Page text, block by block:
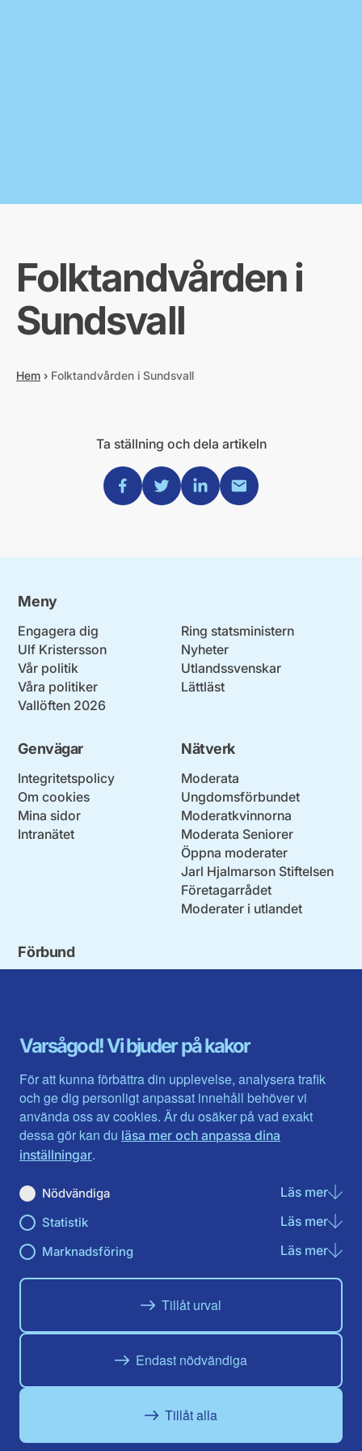
Varsågod! Vi bjuder på kakor
För att kunna förbättra din upplevelse, analysera trafik
och ge dig personligt anpassat innehåll behöver vi
använda oss av cookies. Är du osäker på vad exakt
dessa gör kan du läsa mer och anpassa dina
inställningar.
Nödvändiga Läs merom
Statistik Läs merom
Marknadsföring Läs merom
Tillåt urval
Endast nödvändiga
Tillåt alla
Folktandvården i
Sundsvall
Hem › Folktandvården i Sundsvall
Ta ställning och dela artikeln
Dela via Facebook
Dela via Twitter
Dela via Linkedin
Dela via Mail
Meny
Engagera dig
Ulf Kristersson
Vår politik
Våra politiker
Vallöften 2026
Ring statsministern
Nyheter
Utlandssvenskar
Lättläst
Genvägar
Integritetspolicy
Om cookies
Mina sidor
Intranätet
Nätverk
Moderata
Ungdomsförbundet
Moderatkvinnorna
Moderata Seniorer
Öppna moderater
Jarl Hjalmarson Stiftelsen
Företagarrådet
Moderater i utlandet
Förbund
Gävleborg
Halland
Jämtlands län
Jönköpings län
Kalmar län
Kronobergs län
Norrbotten
Skåne län
Värmlands län
Västerbotten
Västra Götaland
Västernorrland
Västmanland
Örebro län
Östergötland
Du hittar oss här på sociala medier
Facebook
Instagram